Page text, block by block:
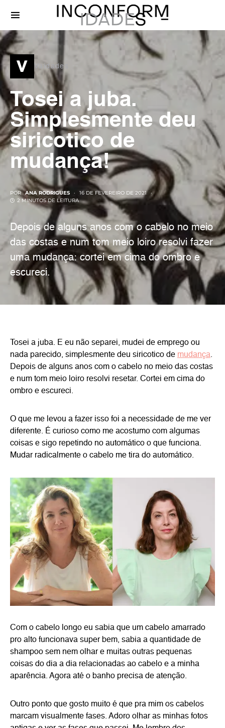
v Vaidades
Tosei a juba.
Simplesmente deu
siricotico de
mudança!
POR ANA RODRIGUES
16 DE FEVEREIRO DE 2021
2 MINUTOS DE LEITURA
Depois de alguns anos com o cabelo no meio
das costas e num tom meio loiro resolvi fazer
uma mudança: cortei em cima do ombro e
escureci.
Tosei a juba. E eu não separei, mudei de emprego ou
nada parecido, simplesmente deu siricotico de mudança.
Depois de alguns anos com o cabelo no meio das costas
e num tom meio loiro resolvi resetar. Cortei em cima do
ombro e escureci.
O que me levou a fazer isso foi a necessidade de me ver
diferente. É curioso como me acostumo com algumas
coisas e sigo repetindo no automático o que funciona.
Mudar radicalmente o cabelo me tira do automático.
Com o cabelo longo eu sabia que um cabelo amarrado
pro alto funcionava super bem, sabia a quantidade de
shampoo sem nem olhar e muitas outras pequenas
coisas do dia a dia relacionadas ao cabelo e a minha
aparência. Agora até o banho precisa de atenção.
Outro ponto que gosto muito é que pra mim os cabelos
marcam visualmente fases. Adoro olhar as minhas fotos